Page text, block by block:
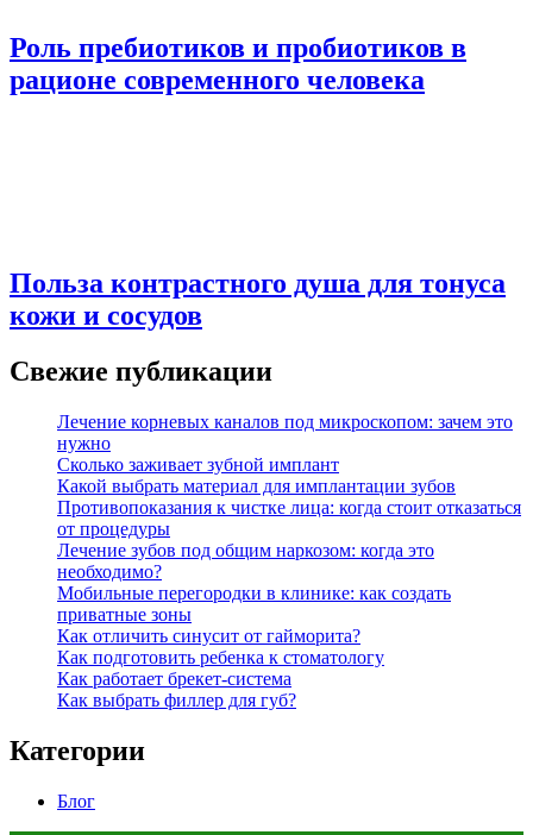
Роль пребиотиков и пробиотиков в
рационе современного человека
Польза контрастного душа для тонуса
кожи и сосудов
Свежие публикации
Лечение корневых каналов под микроскопом: зачем это
нужно
Сколько заживает зубной имплант
Какой выбрать материал для имплантации зубов
Противопоказания к чистке лица: когда стоит отказаться
от процедуры
Лечение зубов под общим наркозом: когда это
необходимо?
Мобильные перегородки в клинике: как создать
приватные зоны
Как отличить синусит от гайморита?
Как подготовить ребенка к стоматологу
Как работает брекет-система
Как выбрать филлер для губ?
Категории
Блог